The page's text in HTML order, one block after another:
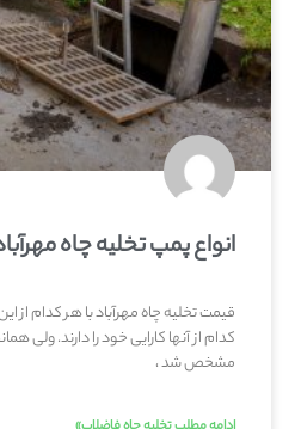
انواع پمپ تخلیه چاه
قیمت تخلیه چاه مهرآباد با هر کدام
کدام از آنها کارایی خود را دارند. ولی
مشخص شد ،